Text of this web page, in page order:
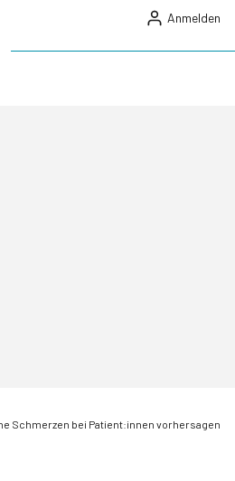
Anmelden
Schmerzen bei Patient:innen vorhersagen